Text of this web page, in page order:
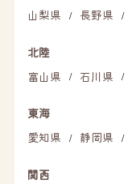
山梨県
/ 長野県 /
北陸
富山県
/ 石川県 /
東海
愛知県
/ 静岡県 /
関西